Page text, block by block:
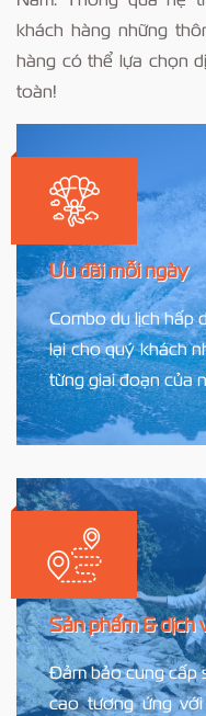
khách hàng những
hàng có thể lựa chọn
toàn!
Ưu đãi mỗi ngày
Combo du lịch hấp
lại cho quý khách
từng giai đoạn của
Sản phẩm & dịch
Đảm bảo cung cấp
cao tương ứng